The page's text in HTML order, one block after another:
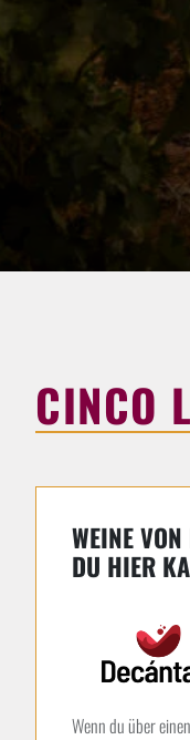
CINCO
WEINE
DU HIER
Wenn du über